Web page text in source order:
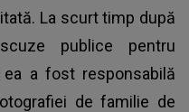
La scurt timp după
publice pentru
a fost responsabilă
de familie de